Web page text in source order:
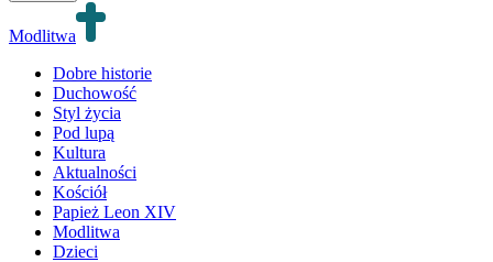
Modlitwa
Dobre historie
Duchowość
Styl życia
Pod lupą
Kultura
Aktualności
Kościół
Papież Leon XIV
Modlitwa
Dzieci